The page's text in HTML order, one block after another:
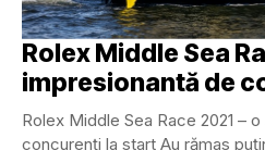
Rolex Middle Sea
impresionantă de
Rolex Middle Sea Race 2021 –
concurenți la start Au rămas